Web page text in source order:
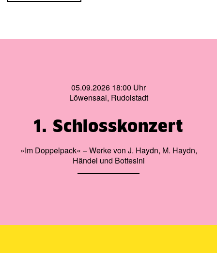
05.09.2026 18:00 Uhr
Löwensaal, Rudolstadt
1. Schlosskonzert
»Im Doppelpack« – Werke von J. Haydn, M. Haydn,
Händel und Bottesini